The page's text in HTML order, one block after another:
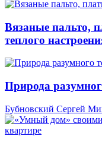
Вязаные пальто,
теплого
Природа
Бубновский Сергей